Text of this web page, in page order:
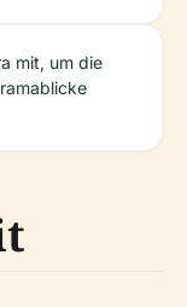
mit, um die